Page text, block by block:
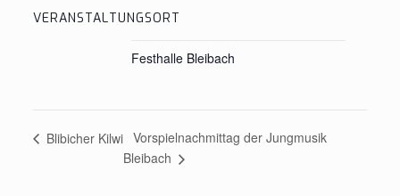
VERANSTALTUNGSORT
Festhalle Bleibach
Blibicher Kilwi Vorspielnachmittag der Jungmusik
Bleibach